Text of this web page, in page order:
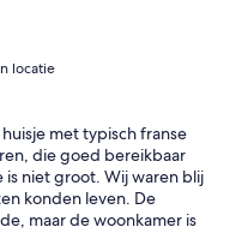
locatie
met typisch franse
die goed bereikbaar
is niet groot. Wij waren blij
konden leven. De
maar de woonkamer is